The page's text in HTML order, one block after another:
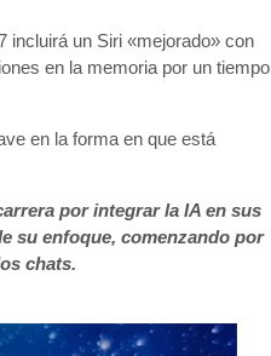
incluirá un Siri «mejorado» con
en la memoria por un tiempo
en la forma en que está
por integrar la IA en sus
su enfoque, comenzando por
chats.